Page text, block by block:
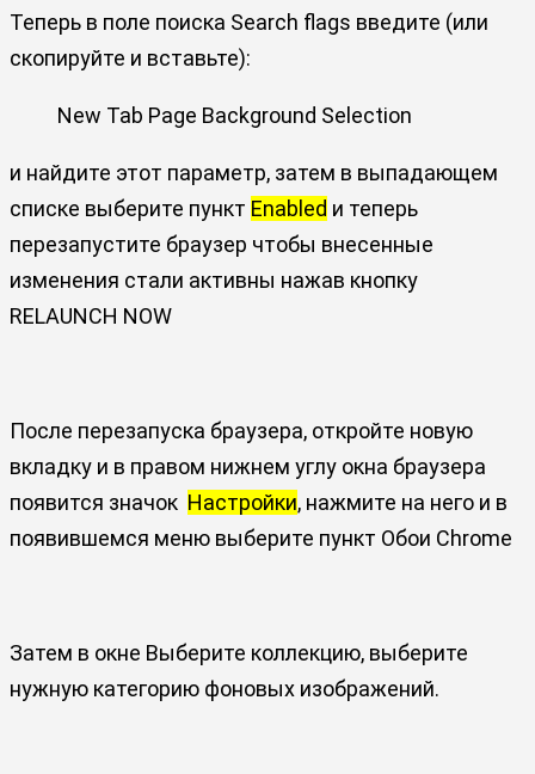
Теперь в поле поиска Search flags введите (или
скопируйте и вставьте):
New Tab Page Background Selection
и найдите этот параметр, затем в выпадающем
списке выберите пункт Enabled и теперь
перезапустите браузер чтобы внесенные
изменения стали активны нажав кнопку
RELAUNCH NOW
После перезапуска браузера, откройте новую
вкладку и в правом нижнем углу окна браузера
появится значок Настройки, нажмите на него и в
появившемся меню выберите пункт Обои Chrome
Затем в окне Выберите коллекцию, выберите
нужную категорию фоновых изображений.